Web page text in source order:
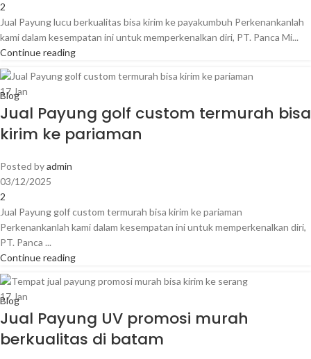
2
Jual Payung lucu berkualitas bisa kirim ke payakumbuh Perkenankanlah
kami dalam kesempatan ini untuk memperkenalkan diri, PT. Panca Mi...
Continue reading
17 Jan
Blog
Jual Payung golf custom termurah bisa
kirim ke pariaman
Posted byadmin
03/12/2025
2
Jual Payung golf custom termurah bisa kirim ke pariaman
Perkenankanlah kami dalam kesempatan ini untuk memperkenalkan diri,
PT. Panca ...
Continue reading
17 Jan
Blog
Jual Payung UV promosi murah
berkualitas di batam